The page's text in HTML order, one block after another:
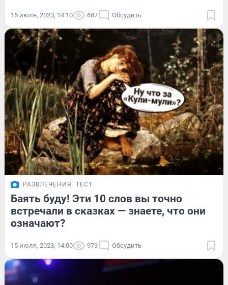
15 июля, 2023, 14:10 687 Обсудить
РАЗВЛЕЧЕНИЯ ТЕСТ
Баять буду! Эти 10 слов вы точно
встречали в сказках — знаете, что они
означают?
15 июля, 2023, 14:00 973 Обсудить